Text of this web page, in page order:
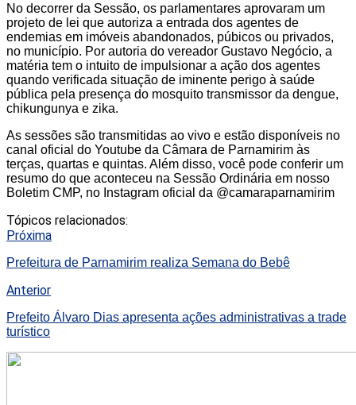
No decorrer da Sessão, os parlamentares aprovaram um
projeto de lei que autoriza a entrada dos agentes de
endemias em imóveis abandonados, púbicos ou privados,
no município. Por autoria do vereador Gustavo Negócio, a
matéria tem o intuito de impulsionar a ação dos agentes
quando verificada situação de iminente perigo à saúde
pública pela presença do mosquito transmissor da dengue,
chikungunya e zika.
As sessões são transmitidas ao vivo e estão disponíveis no
canal oficial do Youtube da Câmara de Parnamirim às
terças, quartas e quintas. Além disso, você pode conferir um
resumo do que aconteceu na Sessão Ordinária em nosso
Boletim CMP, no Instagram oficial da @camaraparnamirim
Tópicos relacionados:
Próxima
Prefeitura de Parnamirim realiza Semana do Bebê
Anterior
Prefeito Álvaro Dias apresenta ações administrativas a trade
turístico